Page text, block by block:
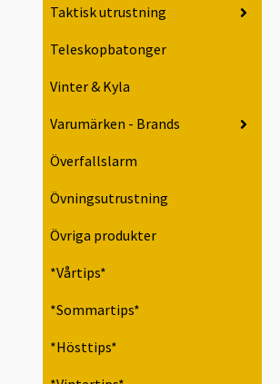
Taktisk utrustning
Teleskopbatonger
Vinter & Kyla
Varumärken - Brands
Överfallslarm
Övningsutrustning
Övriga produkter
*Vårtips*
*Sommartips*
*Hösttips*